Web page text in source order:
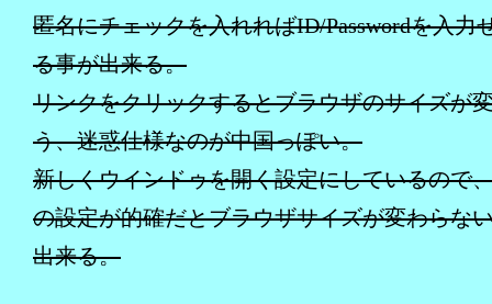
匿名にチェックを入れればID/Passwordを入力
る事が出来る。
リンクをクリックするとブラウザのサイズが
う、迷惑仕様なのが中国っぽい。
新しくウインドゥを開く設定にしているので
の設定が的確だとブラウザサイズが変わらな
出来る。